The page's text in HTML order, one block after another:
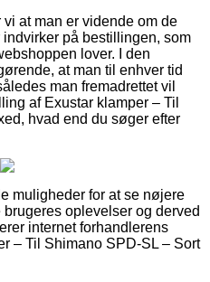
at man er vidende om de
på bestillingen, som
lover. I den
at man til enhver tid
man fremadrettet vil
af Exustar klamper – Til
hvad end du søger efter
muligheder for at se nøjere
oplevelser og derved
internet forhandlerens
– Til Shimano SPD-SL – Sort